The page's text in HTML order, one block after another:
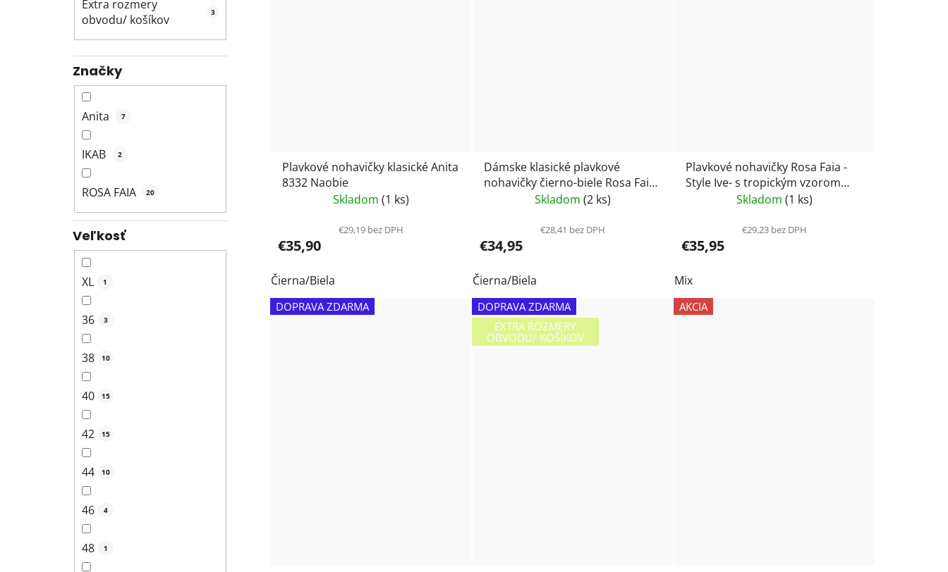
Extra rozmery
obvodu/ košíkov
3
Značky
Anita 7
IKAB 2
ROSA FAIA 20
Veľkosť
XL 1
36 3
38 10
40 15
42 15
44 10
46 4
48 1
Plavkové nohavičky klasické Anita
8332 Naobie
Skladom (1 ks)
€29,19 bez DPH
€35,90
Čierna/Biela
Dámske klasické plavkové
nohavičky čierno-biele Rosa Faia/
Anita 8824Skladom (2 ks)
€28,41 bez DPH
€34,95
Čierna/Biela
Plavkové nohavičky Rosa Faia -
Style Ive- s tropickým vzorom
Skladom (1 ks)
€29,23 bez DPH
€35,95
Mix
DOPRAVA ZDARMA
DOPRAVA ZDARMA
EXTRA ROZMERY
OBVODU/ KOŠÍKOV
AKCIA